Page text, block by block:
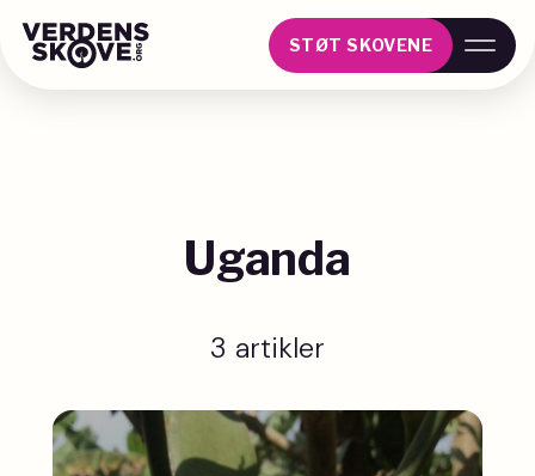
STØT SKOVENE
Uganda
3 artikler